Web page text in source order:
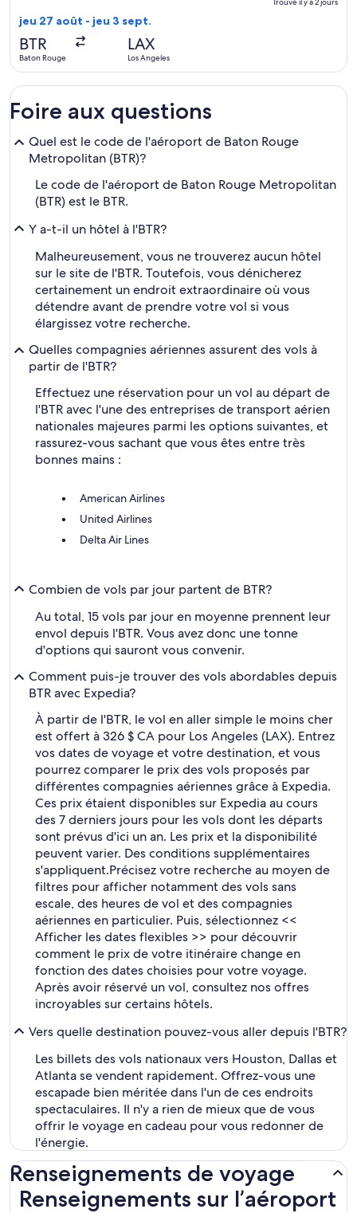
2 jours
jeu 27 août - jeu 3 sept.
BTR
Baton Rouge
LAX
Los Angeles
Foire aux questions
Quel est le code de l'aéroport de Baton Rouge
Metropolitan (BTR)?
Le code de l'aéroport de Baton Rouge Metropolitan
(BTR) est le BTR.
Y a-t-il un hôtel à l'BTR?
Malheureusement, vous ne trouverez aucun hôtel
sur le site de l'BTR. Toutefois, vous dénicherez
certainement un endroit extraordinaire où vous
détendre avant de prendre votre vol si vous
élargissez votre recherche.
Quelles compagnies aériennes assurent des vols à
partir de l'BTR?
Effectuez une réservation pour un vol au départ de
l'BTR avec l'une des entreprises de transport aérien
nationales majeures parmi les options suivantes, et
rassurez-vous sachant que vous êtes entre très
bonnes mains :
American Airlines
United Airlines
Delta Air Lines
Combien de vols par jour partent de BTR?
Au total, 15 vols par jour en moyenne prennent leur
envol depuis l'BTR. Vous avez donc une tonne
d'options qui sauront vous convenir.
Comment puis-je trouver des vols abordables depuis
BTR avec Expedia?
À partir de l'BTR, le vol en aller simple le moins cher
est offert à 326 $ CA pour Los Angeles (LAX). Entrez
vos dates de voyage et votre destination, et vous
pourrez comparer le prix des vols proposés par
différentes compagnies aériennes grâce à Expedia.
Ces prix étaient disponibles sur Expedia au cours
des 7 derniers jours pour les vols dont les départs
sont prévus d'ici un an. Les prix et la disponibilité
peuvent varier. Des conditions supplémentaires
s'appliquent.Précisez votre recherche au moyen de
filtres pour afficher notamment des vols sans
escale, des heures de vol et des compagnies
aériennes en particulier. Puis, sélectionnez <<
Afficher les dates flexibles >> pour découvrir
comment le prix de votre itinéraire change en
fonction des dates choisies pour votre voyage.
Après avoir réservé un vol, consultez nos offres
incroyables sur certains hôtels.
Vers quelle destination pouvez-vous aller depuis l'BTR?
Les billets des vols nationaux vers Houston, Dallas et
Atlanta se vendent rapidement. Offrez-vous une
escapade bien méritée dans l'un de ces endroits
spectaculaires. Il n'y a rien de mieux que de vous
offrir le voyage en cadeau pour vous redonner de
l'énergie.
Renseignements de voyage
Renseignements sur l’aéroport